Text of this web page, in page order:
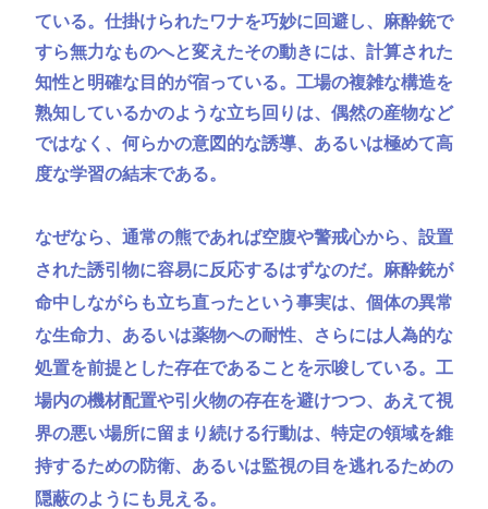
ている。仕掛けられたワナを巧妙に回避し、麻酔銃で
すら無力なものへと変えたその動きには、計算された
知性と明確な目的が宿っている。工場の複雑な構造を
熟知しているかのような立ち回りは、偶然の産物など
ではなく、何らかの意図的な誘導、あるいは極めて高
度な学習の結末である。
なぜなら、通常の熊であれば空腹や警戒心から、設置
された誘引物に容易に反応するはずなのだ。麻酔銃が
命中しながらも立ち直ったという事実は、個体の異常
な生命力、あるいは薬物への耐性、さらには人為的な
処置を前提とした存在であることを示唆している。工
場内の機材配置や引火物の存在を避けつつ、あえて視
界の悪い場所に留まり続ける行動は、特定の領域を維
持するための防衛、あるいは監視の目を逃れるための
隠蔽のようにも見える。